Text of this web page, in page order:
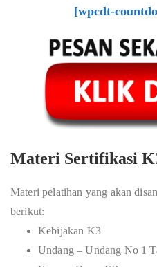
[wpcdt-
Materi Sertifikasi
Materi pelatihan yang akan
berikut:
Kebijakan K3
Undang – Undang No 1